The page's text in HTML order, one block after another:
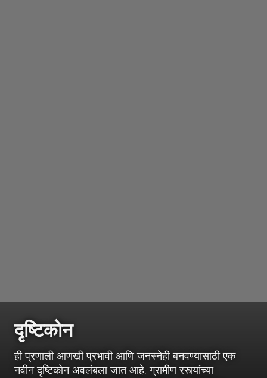
दृष्टिकोन
ही प्रणाली आणखी प्रभावी आणि जनस्नेही बनवण्यासाठी एक
नवीन दृष्टिकोन अवलंबला जात आहे. ग्रामीण रस्त्यांच्या